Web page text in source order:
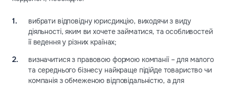
вибрати відповідну юрисдикцію, виходячи з виду
діяльності, яким ви хочете займатися, та особливостей
її ведення у різних країнах;
визначитися з правовою формою компанії – для малого
та середнього бізнесу найкраще підійде товариство чи
компанія з обмеженою відповідальністю, а для